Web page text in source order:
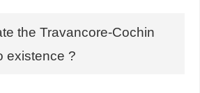
the Travancore-Cochin
existence ?